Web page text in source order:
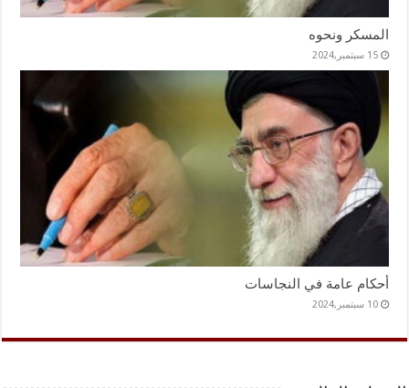
المسكر ونحوه
15 سبتمبر,2024
أحكام عامة في النجاسات
10 سبتمبر,2024